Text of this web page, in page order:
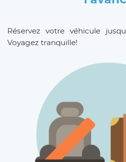
Réservez votre véhicule
Voyagez tranquille!